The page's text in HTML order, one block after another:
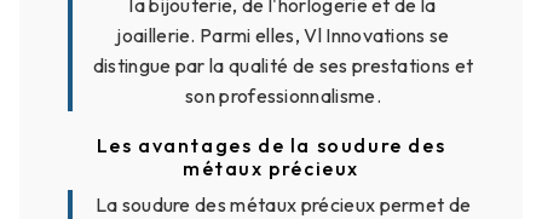
joaillerie. Parmi elles, Vl Innovations se
distingue par la qualité de ses prestations et
son professionnalisme.
Les avantages de la soudure des
métaux précieux
La soudure des métaux précieux permet de